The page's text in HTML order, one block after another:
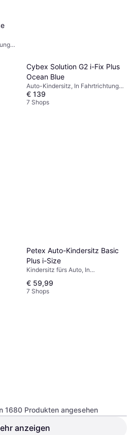
Cybex Solution G2 i-Fix Plus
Ocean Blue
Auto-Kindersitz, In Fahrtrichtung,
Gegen die Fahrtrichtung, UN R129,
i-Size, Verstellbare Kopfstütze,
€ 139
7 Shops
Petex Auto-Kindersitz Basic
Plus i-Size
Kindersitz fürs Auto, In
€ 59,99
7 Shops
1680 Produkten angesehen
anzeigen